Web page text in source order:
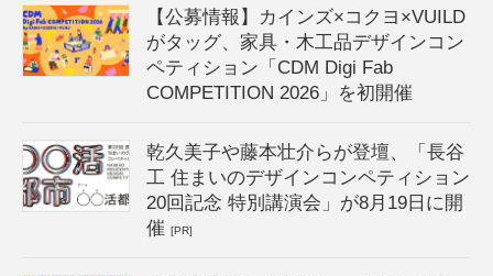
【公募情報】カインズ×コクヨ×VUILD
がタッグ、家具・木工品デザインコン
ペティション「CDM Digi Fab
COMPETITION 2026」を初開催
乾久美子や藤本壮介らが登壇、「長谷
工 住まいのデザインコンペティション
20回記念 特別講演会」が8月19日に開
催[PR]